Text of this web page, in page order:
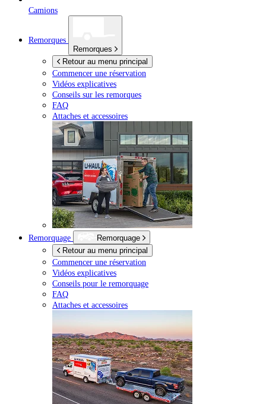
Camions
Remorques
Remorques
Retour au menu principal
Commencer une réservation
Vidéos explicatives
Conseils sur les remorques
FAQ
Attaches et accessoires
Remorquage
Remorquage
Retour au menu principal
Commencer une réservation
Vidéos explicatives
Conseils pour le remorquage
FAQ
Attaches et accessoires